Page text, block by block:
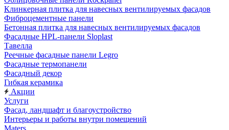
Клинкерная плитка для навесных вентилируемых фасадов
Фиброцементные панели
Бетонная плитка для навесных вентилируемых фасадов
Фасадные HPL-панели Sloplast
Тавелла
Реечные фасадные панели Legro
Фасадные термопанели
Фасадный декор
Гибкая керамика
Акции
Услуги
Фасад, ландшафт и благоустройство
Интерьеры и работы внутри помещений
Maters